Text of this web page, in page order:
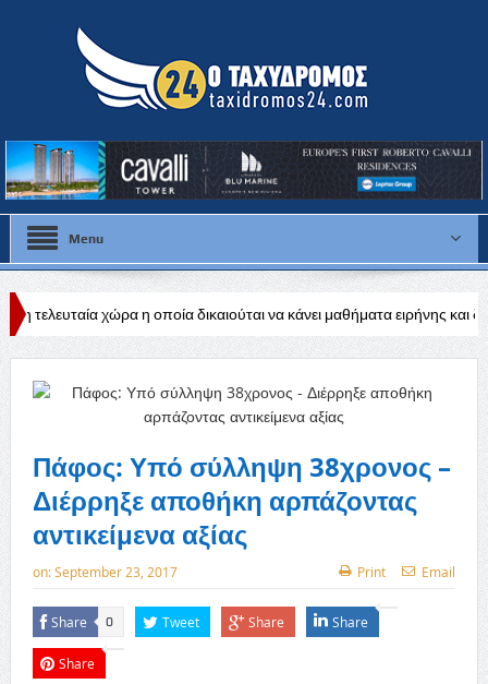
Menu
η οποία δικαιούται να κάνει μαθήματα ειρήνης και διεθνούς ηρεμίας
Πάφος: Υπό σύλληψη 38χρονος –
Διέρρηξε αποθήκη αρπάζοντας
αντικείμενα αξίας
on:September 23, 2017 Print Email
Share 0 Tweet Share Share
Share